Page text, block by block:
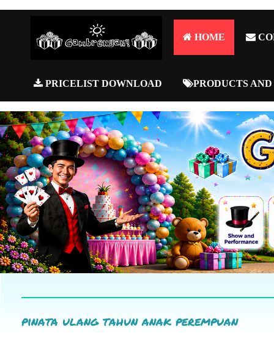
HOME
PRICELIST DOWNLOAD PRODUCTS
pinata ulang tahun anak perempuan